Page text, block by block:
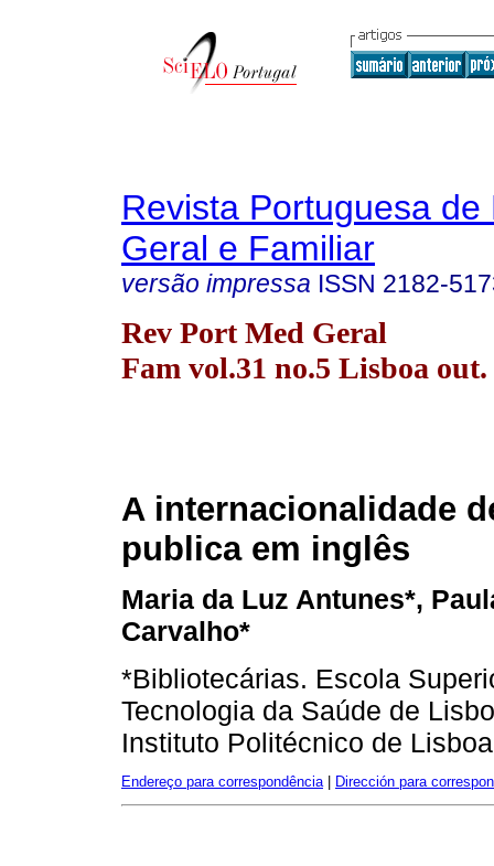
Revista Portuguesa de
Geral e Familiar
versão impressa ISSN 2182-
Rev Port Med Geral
Fam vol.31 no.5 Lisboa out.
A internacionalidade
publica em inglês
Maria da Luz Antunes*,
Carvalho*
*Bibliotecárias. Escola
Tecnologia da Saúde de
Instituto Politécnico de
Endereço para correspondência Dirección para